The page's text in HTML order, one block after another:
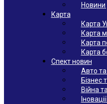
Карта
Карта
Карта
Карта
Карта
Спект новин
Авто
Бізнес
Війна